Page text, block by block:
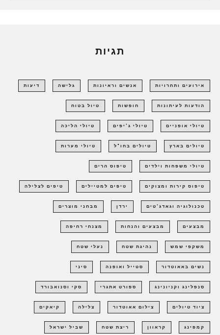
תגיות
אירועים ותחרויות אנשים וראיונות גלישה דיעות
הודעות לעיתונות חופשות טיול בטוח
טיולי אופניים טיולי ג'יפים טיולי הליכה
טיולים בארץ טיולים בחו"ל טיולי מערות
טיולי משפחות וילדים טיפוס הרים
טיפוס קירות ומצוקים טיפים למטיילים טיפים לצלילה
טכנולוגיה וגאדג'טים ירדן מבחני מוצרים
מבצעים מבצעים והנחות מצנחי רחיפה
משקפי שמש נהיגת שטח נעלי שטח
נשים באאוטדור סטייל ואופנה סיני
סנפלינג וקניונינג ספורט אתגרי סקי וסנואבורד
ציוד טיולים צילום אאוטדור צלילה קיאקים
קמפינג קראוון ריצת שטח שביל ישראל